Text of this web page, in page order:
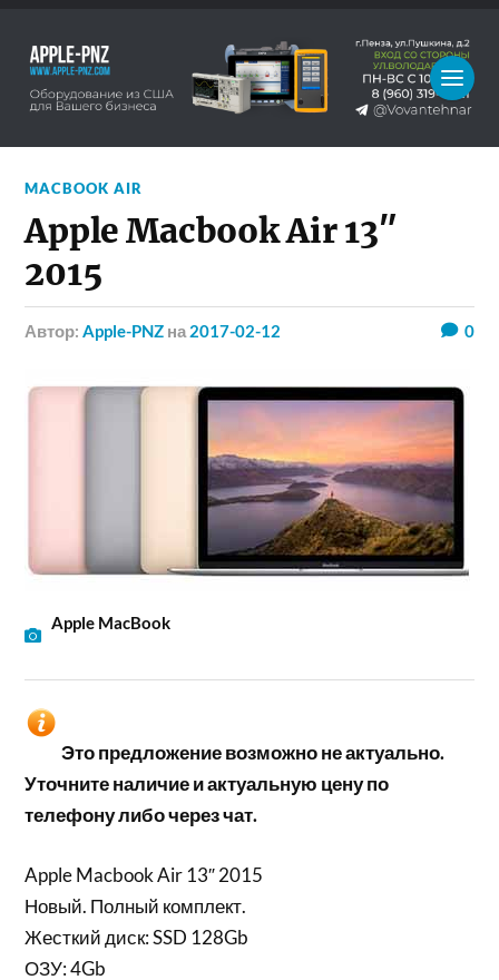
MACBOOK AIR
Apple Macbook Air 13″
2015
Автор:Apple-PNZ на 2017-02-12 0
Apple MacBook
Это предложение возможно не актуально.
Уточните наличие и актуальную цену по
телефону либо через чат.
Apple Macbook Air 13″ 2015
Новый. Полный комплект.
Жесткий диск: SSD 128Gb
ОЗУ: 4Gb